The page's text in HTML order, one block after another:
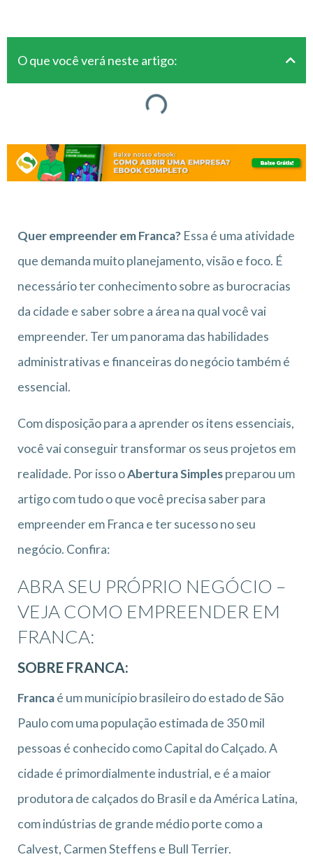
O que você verá neste artigo:
Quer empreender em Franca? Essa é uma atividade
que demanda muito planejamento, visão e foco. É
necessário ter conhecimento sobre as burocracias
da cidade e saber sobre a área na qual você vai
empreender. Ter um panorama das habilidades
administrativas e financeiras do negócio também é
essencial.
Com disposição para a aprender os itens essenciais,
você vai conseguir transformar os seus projetos em
realidade. Por isso oAbertura Simplespreparou um
artigo com tudo o que você precisa saber para
empreender em Franca e ter sucesso no seu
negócio. Confira:
ABRA SEU PRÓPRIO NEGÓCIO –
VEJA COMO EMPREENDER EM
FRANCA:
SOBRE FRANCA:
Francaé um município brasileiro do estado de São
Paulo com uma população estimada de 350 mil
pessoas é conhecido como Capital do Calçado. A
cidade é primordialmente industrial, e é a maior
produtora de calçados do Brasil e da América Latina,
com indústrias de grande médio porte como a
Calvest, Carmen Steffens e Bull Terrier.